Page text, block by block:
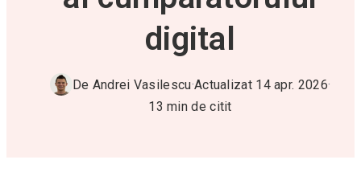
digital
De Andrei Vasilescu·Actualizat 14 apr. 2026·
13 min de citit